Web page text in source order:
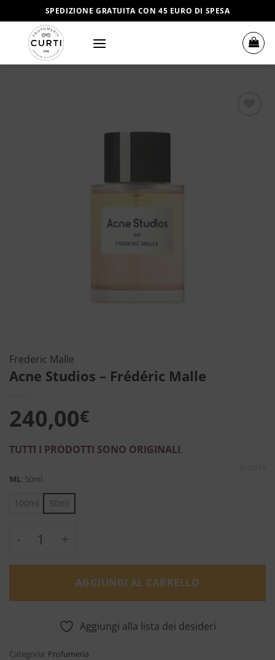
ai
contenuti
SPEDIZIONE GRATUITA CON 45 EURO DI SPESA
Frederic Malle
Acne Studios – Frédéric Malle
240,00€
TUTTI I PRODOTTI SONO ORIGINALI.
ML: 50ml
100ml 50ml
Acne Studios - Frédéric Malle quantità
AGGIUNGI AL CARRELLO
Aggiungi alla lista dei desideri
Categoria: Profumeria